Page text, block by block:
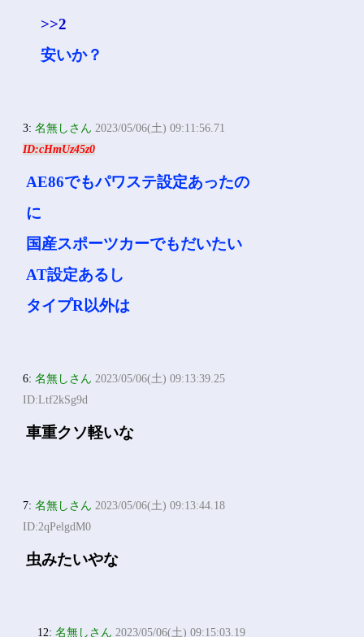
>>2
安いか？
3:名無しさん 2023/05/06(土) 09:11:56.71
ID:cHmUz45z0
AE86でもパワステ設定あったの
に
国産スポーツカーでもだいたい
AT設定あるし
タイプR以外は
6:名無しさん 2023/05/06(土) 09:13:39.25
ID:Ltf2kSg9d
車重クソ軽いな
7:名無しさん 2023/05/06(土) 09:13:44.18
ID:2qPelgdM0
虫みたいやな
12:名無しさん 2023/05/06(土) 09:15:03.19